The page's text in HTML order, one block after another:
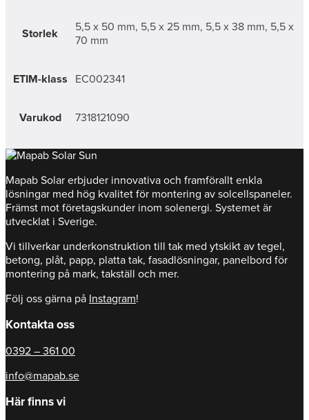
Storlek
5,5 x 50 mm, 5,5 x 25 mm, 5,5 x 38 mm, 5,5 x
70 mm
ETIM-klass EC002341
Varukod 7318121090
Mapab Solar erbjuder innovativa och framförallt enkla
lösningar med hög kvalitet för montering av solcellspaneler.
Främst mot företagskunder inom solenergi. Systemet är
utvecklat i Sverige.
Vi tillverkar underkonstruktion till tak med ytskikt av tegel,
betong, plåt, papp, platta tak, fasadlösningar, panelbord för
montering på mark, takställ och mer.
Följ oss gärna på Instagram!
Kontakta oss
0392 – 361 00
info@mapab.se
Här finns vi